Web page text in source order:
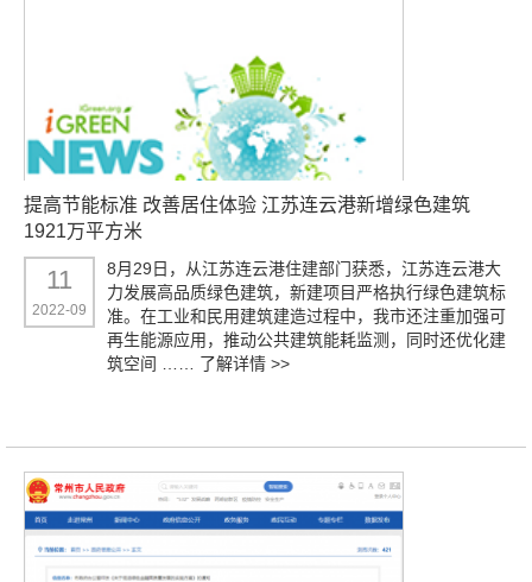
提高节能标准 改善居住体验 江苏连云港新增绿色建筑
1921万平方米
11
2022-09
8月29日，从江苏连云港住建部门获悉，江苏连云港大
力发展高品质绿色建筑，新建项目严格执行绿色建筑标
准。在工业和民用建筑建造过程中，我市还注重加强可
再生能源应用，推动公共建筑能耗监测，同时还优化建
筑空间 …… 了解详情 >>